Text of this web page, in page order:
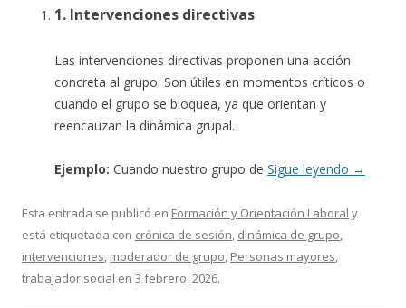
1. Intervenciones directivas
Las intervenciones directivas proponen una acción
concreta al grupo. Son útiles en momentos críticos o
cuando el grupo se bloquea, ya que orientan y
reencauzan la dinámica grupal.
Ejemplo: Cuando nuestro grupo de Sigue leyendo →
Esta entrada se publicó en Formación y Orientación Laboral y
está etiquetada con crónica de sesión, dinámica de grupo,
intervenciones, moderador de grupo, Personas mayores,
trabajador social en 3 febrero, 2026.